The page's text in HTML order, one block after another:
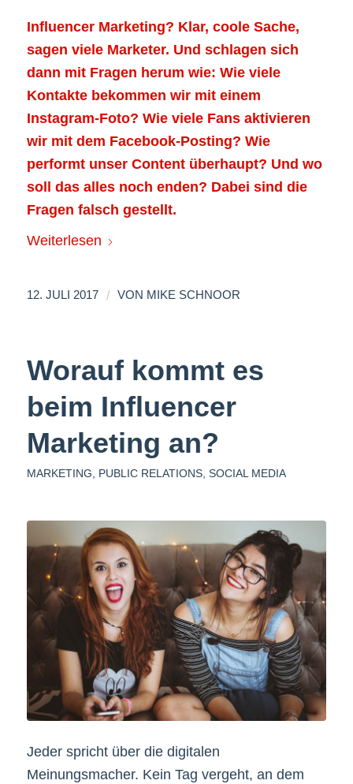
Influencer Marketing? Klar, coole Sache,
sagen viele Marketer. Und schlagen sich
dann mit Fragen herum wie: Wie viele
Kontakte bekommen wir mit einem
Instagram-Foto? Wie viele Fans aktivieren
wir mit dem Facebook-Posting? Wie
performt unser Content überhaupt? Und wo
soll das alles noch enden? Dabei sind die
Fragen falsch gestellt.
Weiterlesen
12. JULI 2017 / VON MIKE SCHNOOR
Worauf kommt es
beim Influencer
Marketing an?
MARKETING, PUBLIC RELATIONS, SOCIAL MEDIA
Jeder spricht über die digitalen
Meinungsmacher. Kein Tag vergeht, an dem